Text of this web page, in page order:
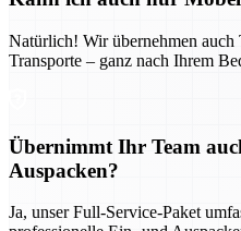
Natürlich! Wir übernehmen auch
Transporte – ganz nach Ihrem
Übernimmt Ihr Team
Auspacken?
Ja, unser Full-Service-Paket